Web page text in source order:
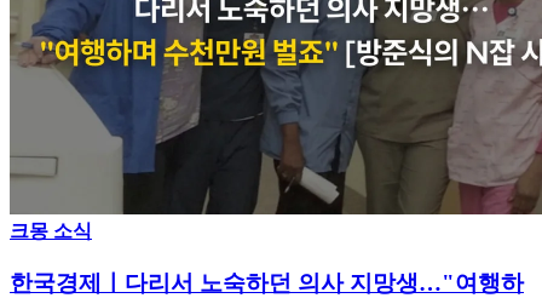
크몽 소식
한국경제ㅣ다리서 노숙하던 의사 지망생…"여행하